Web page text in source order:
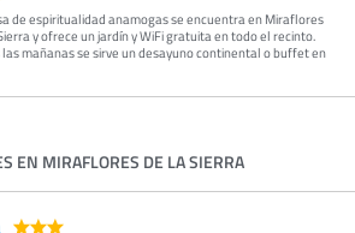
de espiritualidad anamogas se encuentra en Miraflores
y ofrece un jardín y WiFi gratuita en todo el recinto.
las mañanas se sirve un desayuno continental o buffet en
EN MIRAFLORES DE LA SIERRA